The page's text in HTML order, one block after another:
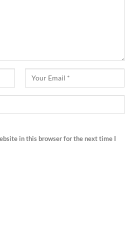
in this browser for the next time I